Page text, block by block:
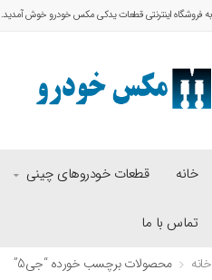
به فروشگاه اینترنتی قطعات یدکی مکس خودرو خوش آمدید.
خانه قطعات خودروهای چینی
تماس با ما
خانه محصولات برچسب خورده “جی5”